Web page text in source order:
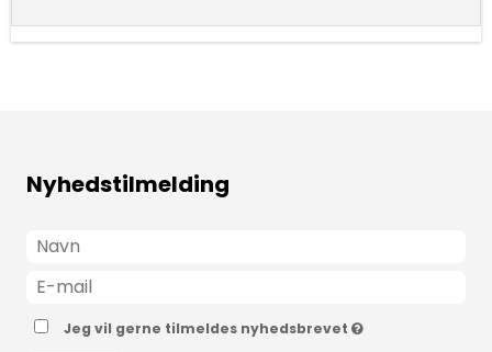
Nyhedstilmelding
Jeg vil gerne tilmeldes nyhedsbrevet